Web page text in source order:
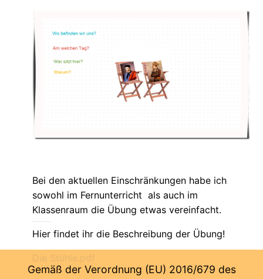
Bei den aktuellen Einschränkungen habe ich
sowohl im Fernunterricht als auch im
Klassenraum die Übung etwas vereinfacht.
Hier findet ihr die Beschreibung der Übung!
Die Stühle.pdf
Gemäß der Verordnung (EU) 2016/679 des